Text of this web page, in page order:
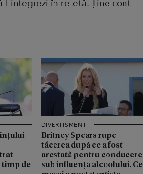
l integrezi în rețetă. Ține cont
timp de
DIVERTISMENT
Britney Spears rupe
tăcerea după ce a fost
arestată pentru conducere
sub influența alcoolului. Ce